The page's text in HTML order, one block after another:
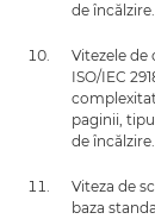
de încălzire.
Vitezele de
ISO/IEC
paginii,
de încălzire.
Viteza de
baza